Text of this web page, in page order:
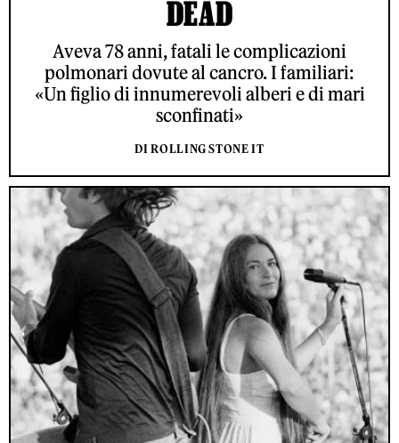
DEAD
Aveva 78 anni, fatali le complicazioni
polmonari dovute al cancro. I familiari:
«Un figlio di innumerevoli alberi e di mari
sconfinati»
DI ROLLING STONE IT